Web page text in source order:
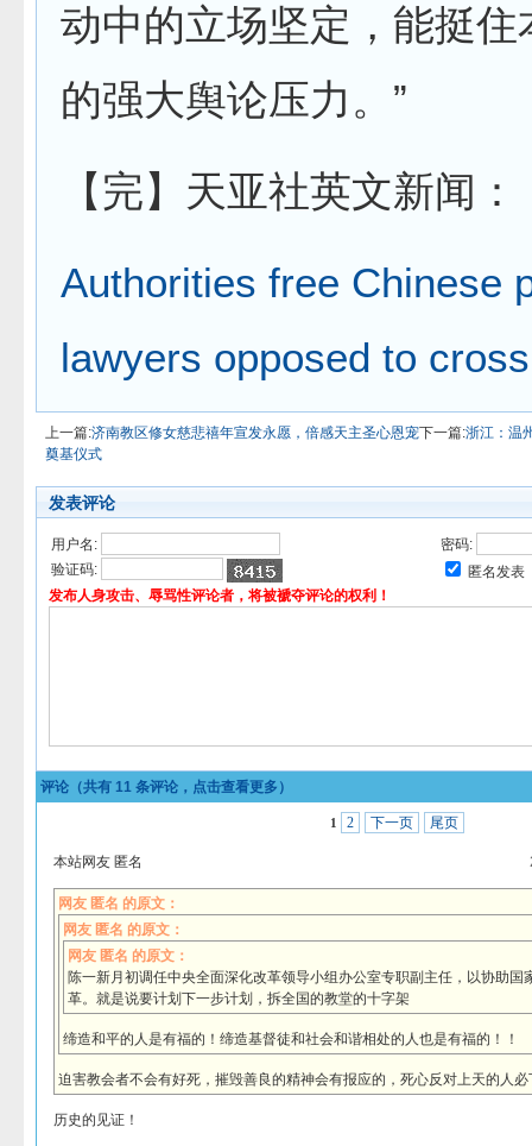
动中的立场坚定，能挺住
的强大舆论压力。”
【完】天亚社英文新闻：
Authorities free Chinese
lawyers opposed to
上一篇:济南教区修女慈悲禧年宣发永愿，倍感天主圣心恩宠下一篇:浙江：温
奠基仪式
发表评论
用户名:
密码:
验证码:
匿名发表
发布人身攻击、辱骂性评论者，将被褫夺评论的权利！
评论（共有 11 条评论，点击查看更多）
1 2 下一页 尾页
本站网友 匿名
网友 匿名 的原文：
网友 匿名 的原文：
网友 匿名 的原文：
陈一新月初调任中央全面深化改革领导小组办公室专职副主任，以协助国
革。就是说要计划下一步计划，拆全国的教堂的十字架
缔造和平的人是有福的！缔造基督徒和社会和谐相处的人也是有福的！！
迫害教会者不会有好死，摧毁善良的精神会有报应的，死心反对上天的人必
历史的见证！